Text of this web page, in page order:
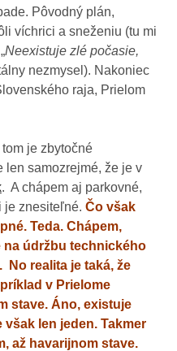
Pôvodný plán,
víchrici a sneženiu (tu mi
Neexistuje zlé počasie,
nezmysel). Nakoniec
raja, Prielom
je zbytočné
len samozrejmé, že je v
. A chápem aj parkovné,
je znesiteľné. Čo však
Teda. Chápem,
na údržbu technického
No realita je taká, že
v Prielome
stave. Áno, existuje
len jeden. Takmer
až havarijnom stave.